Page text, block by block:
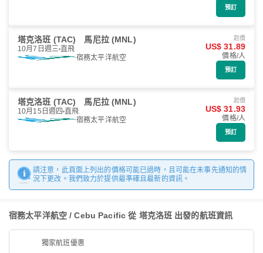
預訂
塔克洛班 (TAC) 馬尼拉 (MNL)
10月7日週三 直飛
宿務太平洋航空
起價
US$ 31.89
價格/人
預訂
塔克洛班 (TAC) 馬尼拉 (MNL)
10月15日週四 直飛
宿務太平洋航空
起價
US$ 31.93
價格/人
預訂
請注意，此頁面上列出的價格可能已過時，且可能在未事先通知的情
況下更改。我們致力於提供最準確且最新的資訊。
宿務太平洋航空 / Cebu Pacific 從 塔克洛班 出發的航班資訊
獨家航班優惠